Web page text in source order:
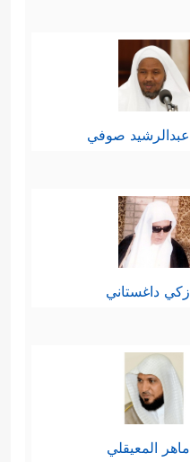
عبدالرشيد صوفي
زكي داغستاني
ماهر المعيقلي